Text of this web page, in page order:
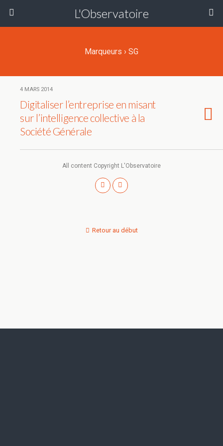
L'Observatoire
Marqueurs › SG
4 MARS 2014
Digitaliser l’entreprise en misant
sur l’intelligence collective à la
Société Générale
All content Copyright L'Observatoire
Retour au début